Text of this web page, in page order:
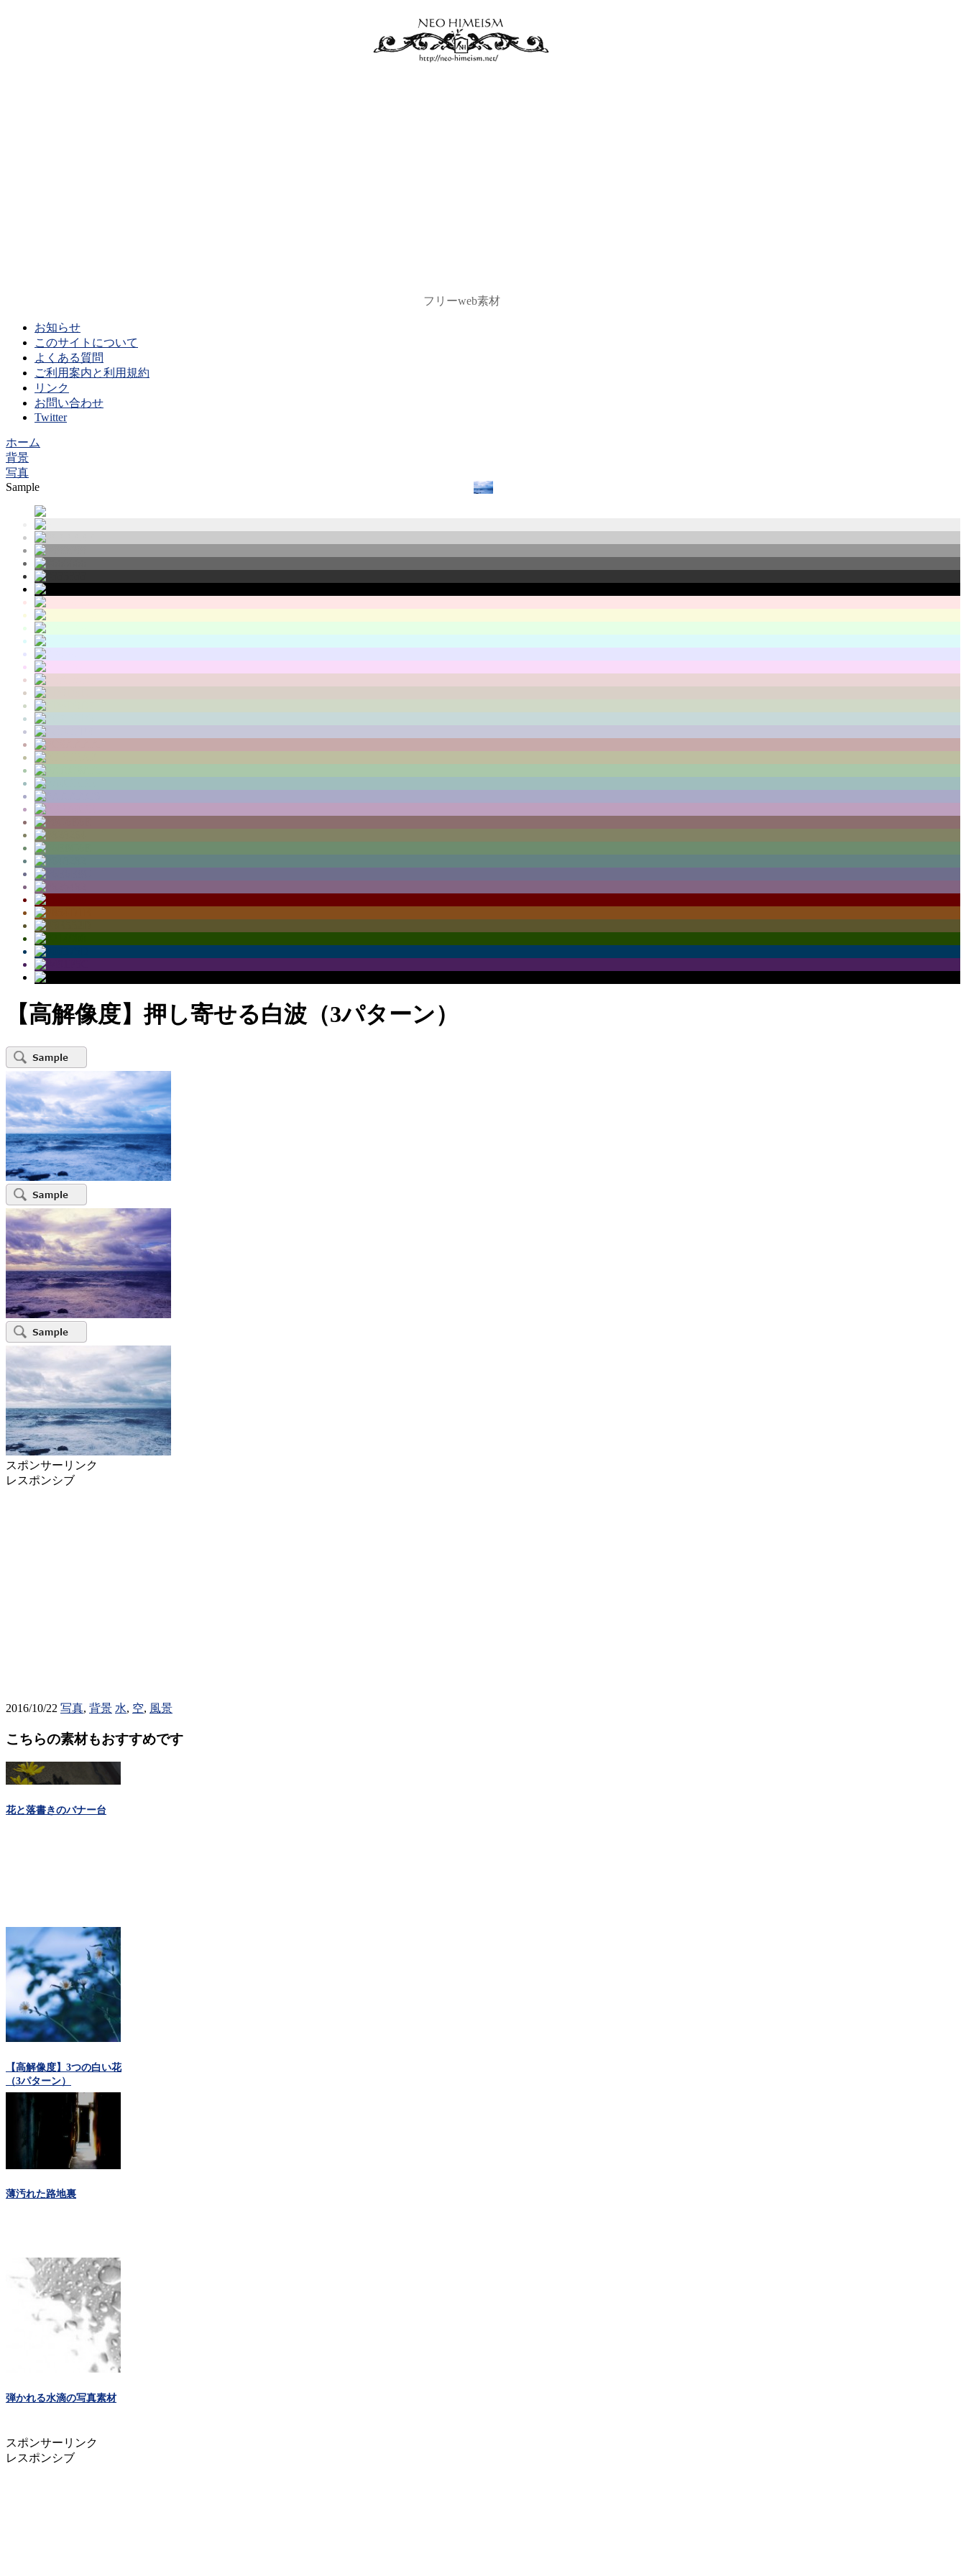
フリーweb素材
お知らせ
このサイトについて
よくある質問
ご利用案内と利用規約
リンク
お問い合わせ
Twitter
ホーム
背景
写真
Sample
【高解像度】押し寄せる白波（3パターン）
スポンサーリンク
レスポンシブ
2016/10/22 写真, 背景 水, 空, 風景
こちらの素材もおすすめです
花と落書きのバナー台
【高解像度】3つの白い花
（3パターン）
薄汚れた路地裏
弾かれる水滴の写真素材
スポンサーリンク
レスポンシブ